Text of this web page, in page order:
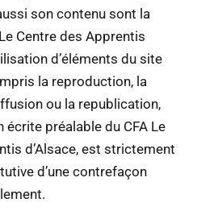
son contenu sont la
Centre des Apprentis
d’éléments du site
la reproduction, la
ou la republication,
écrite préalable du CFA Le
d’Alsace, est strictement
d’une contrefaçon